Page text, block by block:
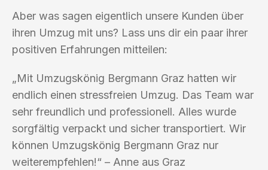
Aber was sagen eigentlich unsere Kunden über
ihren Umzug mit uns? Lass uns dir ein paar ihrer
positiven Erfahrungen mitteilen:
„Mit Umzugskönig Bergmann Graz hatten wir
endlich einen stressfreien Umzug. Das Team war
sehr freundlich und professionell. Alles wurde
sorgfältig verpackt und sicher transportiert. Wir
können Umzugskönig Bergmann Graz nur
weiterempfehlen!“ – Anne aus Graz